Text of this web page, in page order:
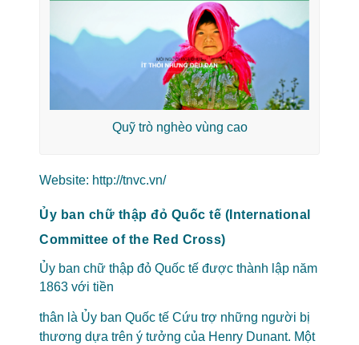
Quỹ trò nghèo vùng cao
Website: http://tnvc.vn/
Ủy ban chữ thập đỏ Quốc tế (International
Committee of the Red Cross)
Ủy ban chữ thập đỏ Quốc tế được thành lập năm
1863 với tiền
thân là Ủy ban Quốc tế Cứu trợ những người bị
thương dựa trên ý tưởng của Henry Dunant. Một